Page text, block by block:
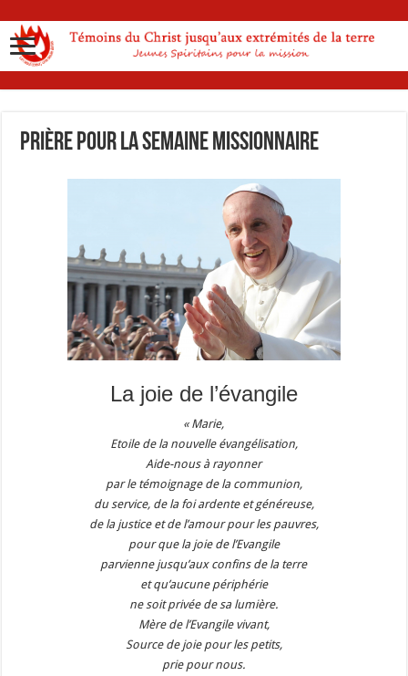
Prière pour la semaine missionnaire
La joie de l’évangile
« Marie,
Etoile de la nouvelle évangélisation,
Aide-nous à rayonner
par le témoignage de la communion,
du service, de la foi ardente et généreuse,
de la justice et de l’amour pour les pauvres,
pour que la joie de l’Evangile
parvienne jusqu’aux confins de la terre
et qu’aucune périphérie
ne soit privée de sa lumière.
Mère de l’Evangile vivant,
Source de joie pour les petits,
prie pour nous.